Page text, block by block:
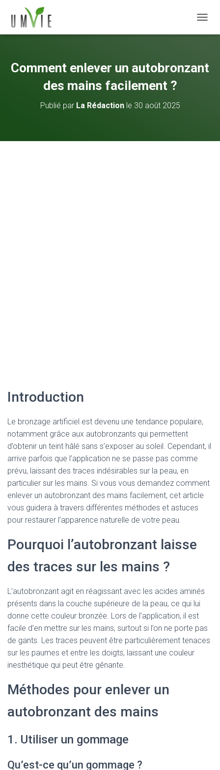
Comment enlever un autobronzant
des mains facilement ?
Publié par La Rédactionle 30 août 2025
Introduction
Le bronzage artificiel est devenu une tendance populaire,
notamment grâce aux autobronzants qui permettent
d’obtenir un teint hâlé sans s’exposer au soleil. Cependant, il
arrive parfois que l’application ne se passe pas comme
prévu, laissant des traces indésirables sur la peau, en
particulier sur les mains. Si vous vous demandez comment
enlever un autobronzant des mains facilement, cet article
vous guidera à travers différentes méthodes et astuces
pour restaurer l’apparence naturelle de votre peau.
Pourquoi l’autobronzant laisse
des traces sur les mains ?
L’autobronzant agit en réagissant avec les acides aminés
présents dans la couche supérieure de la peau, ce qui lui
donne cette couleur bronzée. Lors de l’application, il est
facile d’en mettre sur les mains, surtout si l’on ne porte pas
de gants. Les traces peuvent être particulièrement tenaces
sur les paumes et entre les doigts, laissant une couleur
inesthétique qui peut être gênante.
Méthodes pour enlever un
autobronzant des mains
1. Utiliser un gommage
Qu’est-ce qu’un gommage ?